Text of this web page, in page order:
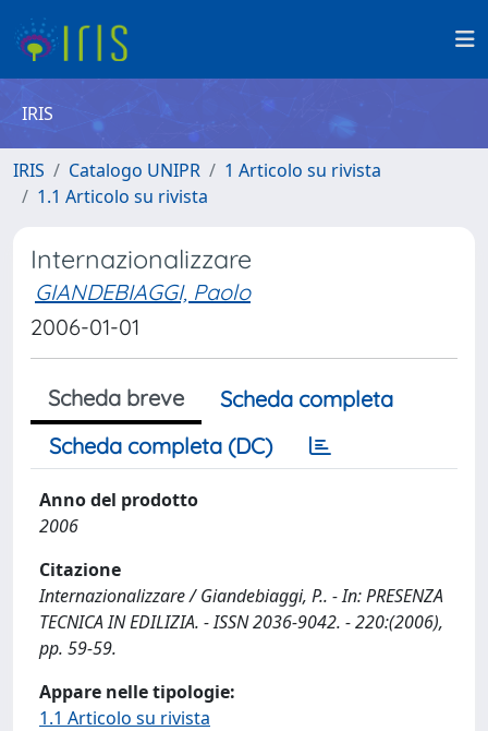
IRIS
IRIS Catalogo UNIPR
1 Articolo su rivista
1.1 Articolo su rivista
Internazionalizzare
GIANDEBIAGGI, Paolo
2006-01-01
Scheda breve
Scheda completa
Scheda completa (DC)
Anno del prodotto
2006
Citazione
Internazionalizzare / Giandebiaggi, P.. - In: PRESENZA
TECNICA IN EDILIZIA. - ISSN 2036-9042. - 220:(2006),
pp. 59-59.
Appare nelle tipologie:
1.1 Articolo su rivista